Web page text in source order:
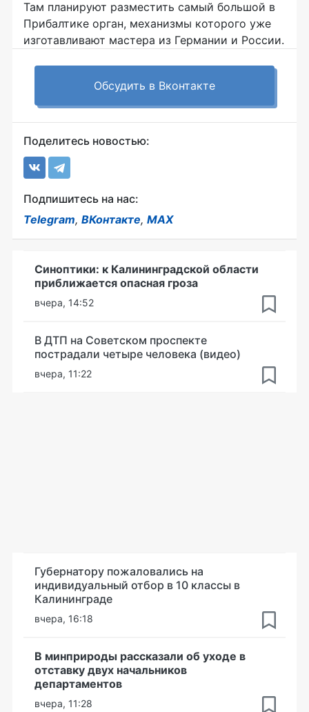
Там планируют разместить самый большой в
Прибалтике орган, механизмы которого уже
изготавливают мастера из Германии и России.
Обсудить в Вконтакте
Поделитесь новостью:
Подпишитесь на нас:
Telegram, ВКонтакте, MAX
Синоптики: к Калининградской области
приближается опасная гроза
вчера, 14:52
В ДТП на Советском проспекте
пострадали четыре человека (видео)
вчера, 11:22
Губернатору пожаловались на
индивидуальный отбор в 10 классы в
Калининграде
вчера, 16:18
В минприроды рассказали об уходе в
отставку двух начальников
департаментов
вчера, 11:28